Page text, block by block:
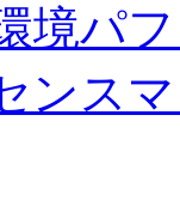
境パ
ンス